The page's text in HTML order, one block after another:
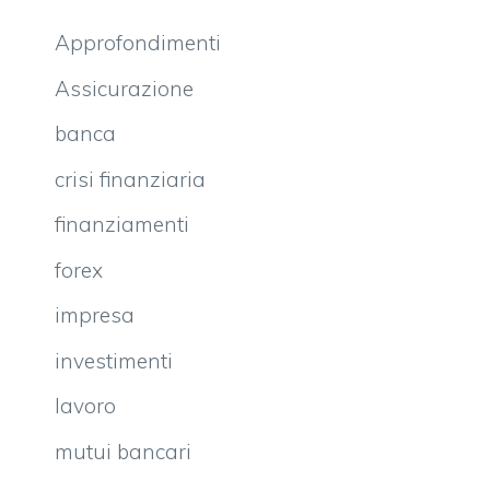
Approfondimenti
Assicurazione
banca
crisi finanziaria
finanziamenti
forex
impresa
investimenti
lavoro
mutui bancari